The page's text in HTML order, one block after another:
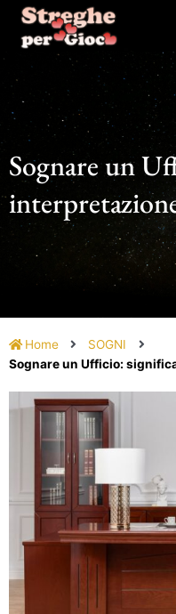
contenuto
Sognare un
Home
SOGNI
Sognare un Ufficio: